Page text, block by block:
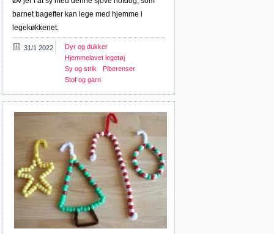
barnet bagefter kan lege med hjemme i
legekøkkenet.
31/1 2022
Dyr og dukker
Hjemmelavet legetøj
Sy og strik
Piberenser
Stof og garn